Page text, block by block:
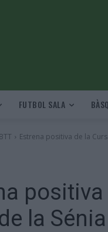
FUTBOL SALA
BTT Estrena positiva de la
la Sénia